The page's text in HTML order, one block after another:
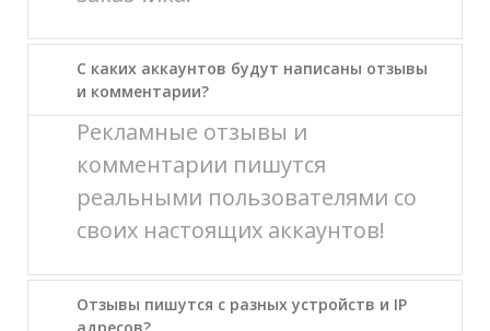
С каких аккаунтов будут написаны отзывы
и комментарии?
Рекламные отзывы и
комментарии пишутся
реальными пользователями со
своих настоящих аккаунтов!
Отзывы пишутся с разных устройств и IP
адресов?